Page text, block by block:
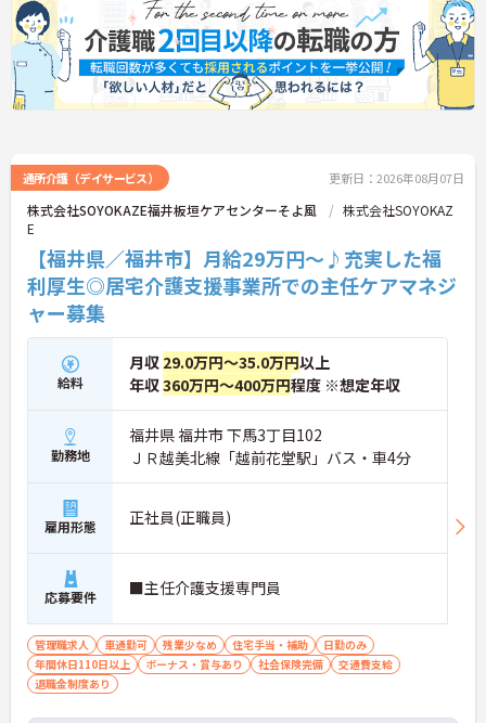
通所介護（デイサービス） 更新日：2026年08月07日
株式会社SOYOKAZE福井板垣ケアセンターそよ風
株式会社SOYOKAZ
E
【福井県／福井市】月給29万円～♪充実した福
利厚生◎居宅介護支援事業所での主任ケアマネジ
ャー募集
給料
月収 29.0万円～35.0万円以上
年収360万円～400万円程度 ※想定年収
勤務地
福井県 福井市 下馬3丁目102
ＪＲ越美北線「越前花堂駅」バス・車4分
雇用形態 正社員(正職員)
応募要件 ■主任介護支援専門員
管理職求人 車通勤可 残業少なめ 住宅手当・補助
日勤のみ
年間休日110日以上
ボーナス・賞与あり 社会保険完備
交通費支給
退職金制度あり